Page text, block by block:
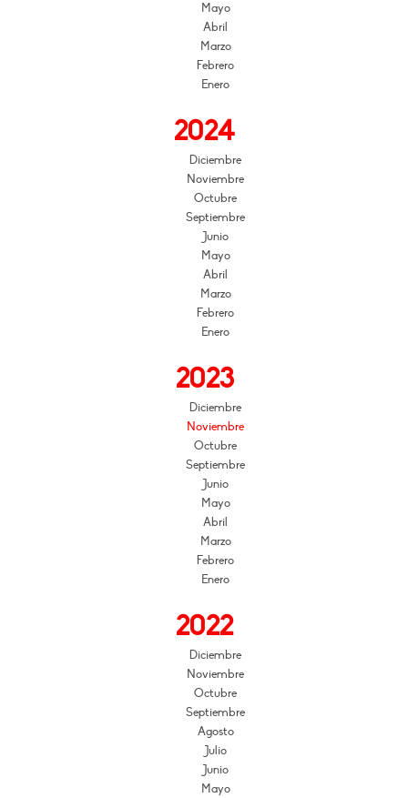
Mayo
Abril
Marzo
Febrero
Enero
2024
Diciembre
Noviembre
Octubre
Septiembre
Junio
Mayo
Abril
Marzo
Febrero
Enero
2023
Diciembre
Noviembre
Octubre
Septiembre
Junio
Mayo
Abril
Marzo
Febrero
Enero
2022
Diciembre
Noviembre
Octubre
Septiembre
Agosto
Julio
Junio
Mayo